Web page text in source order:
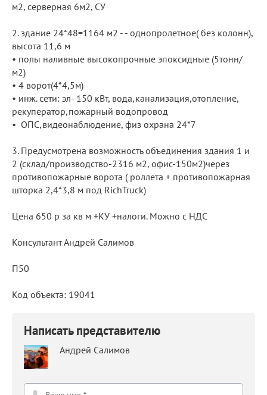
м2, серверная 6м2, СУ
2.⁠ ⁠здание 24*48=1164 м2 - - однопролетное( без колонн),
высота 11,6 м
•⁠ ⁠полы наливные высокопрочные эпоксидные (5тонн/
м2)
•⁠ ⁠⁠4 ворот(4*4,5м)
•⁠ ⁠⁠инж. сети: эл- 150 кВт, вода,канализация,отопление,
рекуператор,пожарный водопровод
•⁠ ⁠⁠ ⁠ОПС,видеонаблюдение, физ охрана 24*7
3.⁠ ⁠Предусмотрена возможность объединения здания 1 и
2 (склад/производство-2316 м2, офис-150м2)через
противопожарные ворота ( роллета + противопожарная
шторка 2,4*3,8 м под RichTruck)
Цена 650 р за кв м +КУ +налоги. Можно с НДС
Консультант Андрей Салимов
П50
Код объекта: 19041
Написать представителю
Андрей Салимов